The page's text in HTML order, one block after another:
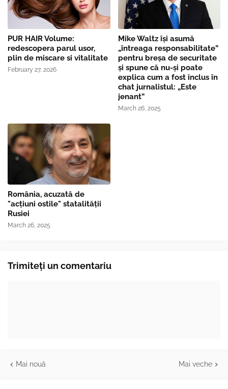
PUR HAIR Volume:
redescopera parul usor,
plin de miscare si vitalitate
February 27, 2026
Mike Waltz îşi asumă
„întreaga responsabilitate”
pentru breşa de securitate
și spune că nu-și poate
explica cum a fost inclus în
chat jurnalistul: „Este
jenant”
March 26, 2025
România, acuzată de
"acțiuni ostile" statalității
Rusiei
March 26, 2025
Trimiteți un comentariu
Mai nouă Mai veche